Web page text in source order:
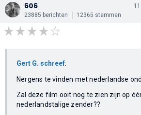
606
23885 berichten 12365 stemmen
Gert G. schreef:
Nergens te vinden met nederlandse
Zal deze film ooit nog te zien zijn op
nederlandstalige zender??